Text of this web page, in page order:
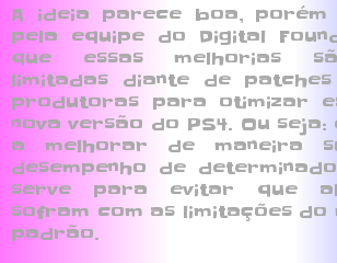
A ideia parece boa, porém
pela equipe do Digital
que essas melhorias
limitadas diante de
produtoras para otimizar
nova versão do PS4. Ou seja:
a melhorar de maneira
desempenho de
serve para evitar que
sofram com as limitações do
padrão.